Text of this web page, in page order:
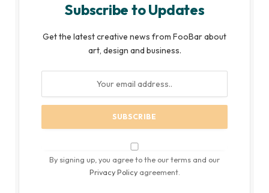
Subscribe to Updates
Get the latest creative news from FooBar about
art, design and business.
By signing up, you agree to the our terms and our
Privacy Policyagreement.